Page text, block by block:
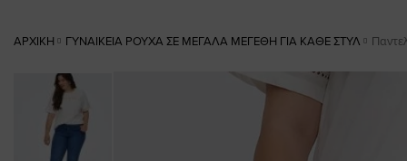
ΑΡΧΙΚΉ ΓΥΝΑΙΚΕΊΑ ΡΟΎΧΑ ΣΕ ΜΕΓΆΛΑ ΜΕΓΈΘΗ ΓΙΑ ΚΆΘΕ ΣΤΥΛ